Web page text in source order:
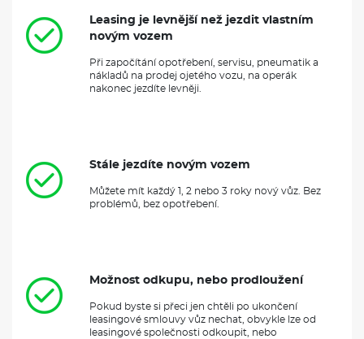
Leasing je levnější než jezdit vlastním
novým vozem
Při započítání opotřebení, servisu, pneumatik a
nákladů na prodej ojetého vozu, na operák
nakonec jezdíte levněji.
Stále jezdíte novým vozem
Můžete mít každý 1, 2 nebo 3 roky nový vůz. Bez
problémů, bez opotřebení.
Možnost odkupu, nebo prodloužení
Pokud byste si přeci jen chtěli po ukončení
leasingové smlouvy vůz nechat, obvykle lze od
leasingové společnosti odkoupit, nebo